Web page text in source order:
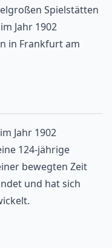
Spielstätten
Jahr 1902
in Frankfurt am
Jahr 1902
124-jährige
bewegten Zeit
und hat sich